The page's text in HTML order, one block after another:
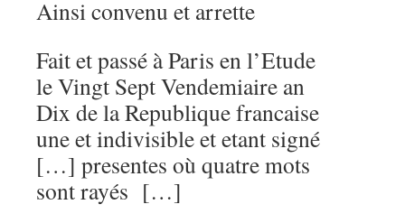
Ainsi convenu et arrette
Fait et passé à Paris en l’Etude
le Vingt Sept Vendemiaire an
Dix de la Republique francaise
une et indivisible et etant signé
[…] presentes où quatre mots
sont rayés […]